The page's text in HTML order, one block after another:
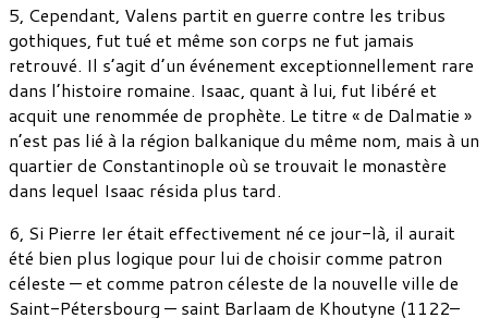
5, Cependant, Valens partit en guerre contre les tribus
gothiques, fut tué et même son corps ne fut jamais
retrouvé. Il s’agit d’un événement exceptionnellement rare
dans l’histoire romaine. Isaac, quant à lui, fut libéré et
acquit une renommée de prophète. Le titre « de Dalmatie »
n’est pas lié à la région balkanique du même nom, mais à un
quartier de Constantinople où se trouvait le monastère
dans lequel Isaac résida plus tard.
6, Si Pierre Ier était effectivement né ce jour-là, il aurait
été bien plus logique pour lui de choisir comme patron
céleste — et comme patron céleste de la nouvelle ville de
Saint-Pétersbourg — saint Barlaam de Khoutyne (1122–